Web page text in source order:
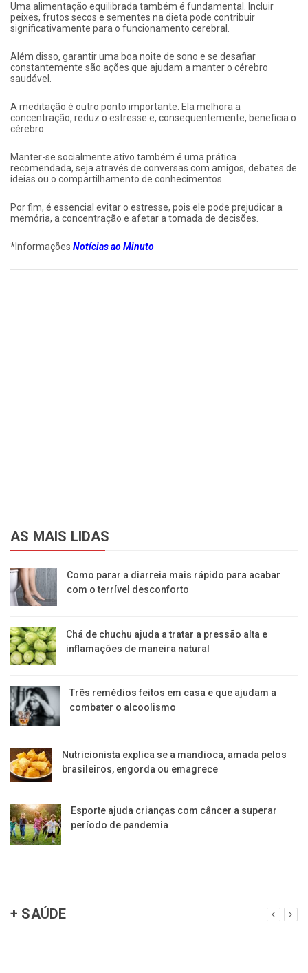
Uma alimentação equilibrada também é fundamental. Incluir
peixes, frutos secos e sementes na dieta pode contribuir
significativamente para o funcionamento cerebral.
Além disso, garantir uma boa noite de sono e se desafiar
constantemente são ações que ajudam a manter o cérebro
saudável.
A meditação é outro ponto importante. Ela melhora a
concentração, reduz o estresse e, consequentemente, beneficia o
cérebro.
Manter-se socialmente ativo também é uma prática
recomendada, seja através de conversas com amigos, debates de
ideias ou o compartilhamento de conhecimentos.
Por fim, é essencial evitar o estresse, pois ele pode prejudicar a
memória, a concentração e afetar a tomada de decisões.
*Informações Notícias ao Minuto
AS MAIS LIDAS
Como parar a diarreia mais rápido para acabar
com o terrível desconforto
Chá de chuchu ajuda a tratar a pressão alta e
inflamações de maneira natural
Três remédios feitos em casa e que ajudam a
combater o alcoolismo
Nutricionista explica se a mandioca, amada pelos
brasileiros, engorda ou emagrece
Esporte ajuda crianças com câncer a superar
período de pandemia
+ SAÚDE